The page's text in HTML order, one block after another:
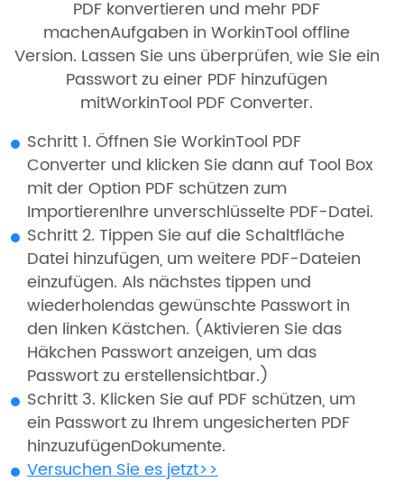
PDF konvertieren und mehr PDF
machenAufgaben in WorkinTool offline
Version. Lassen Sie uns überprüfen, wie Sie ein
Passwort zu einer PDF hinzufügen
mitWorkinTool PDF Converter.
Schritt 1. Öffnen Sie WorkinTool PDF
Converter und klicken Sie dann auf Tool Box
mit der Option PDF schützen zum
ImportierenIhre unverschlüsselte PDF-Datei.
Schritt 2. Tippen Sie auf die Schaltfläche
Datei hinzufügen, um weitere PDF-Dateien
einzufügen. Als nächstes tippen und
wiederholendas gewünschte Passwort in
den linken Kästchen. (Aktivieren Sie das
Häkchen Passwort anzeigen, um das
Passwort zu erstellensichtbar.)
Schritt 3. Klicken Sie auf PDF schützen, um
ein Passwort zu Ihrem ungesicherten PDF
hinzuzufügenDokumente.
Versuchen Sie es jetzt>>